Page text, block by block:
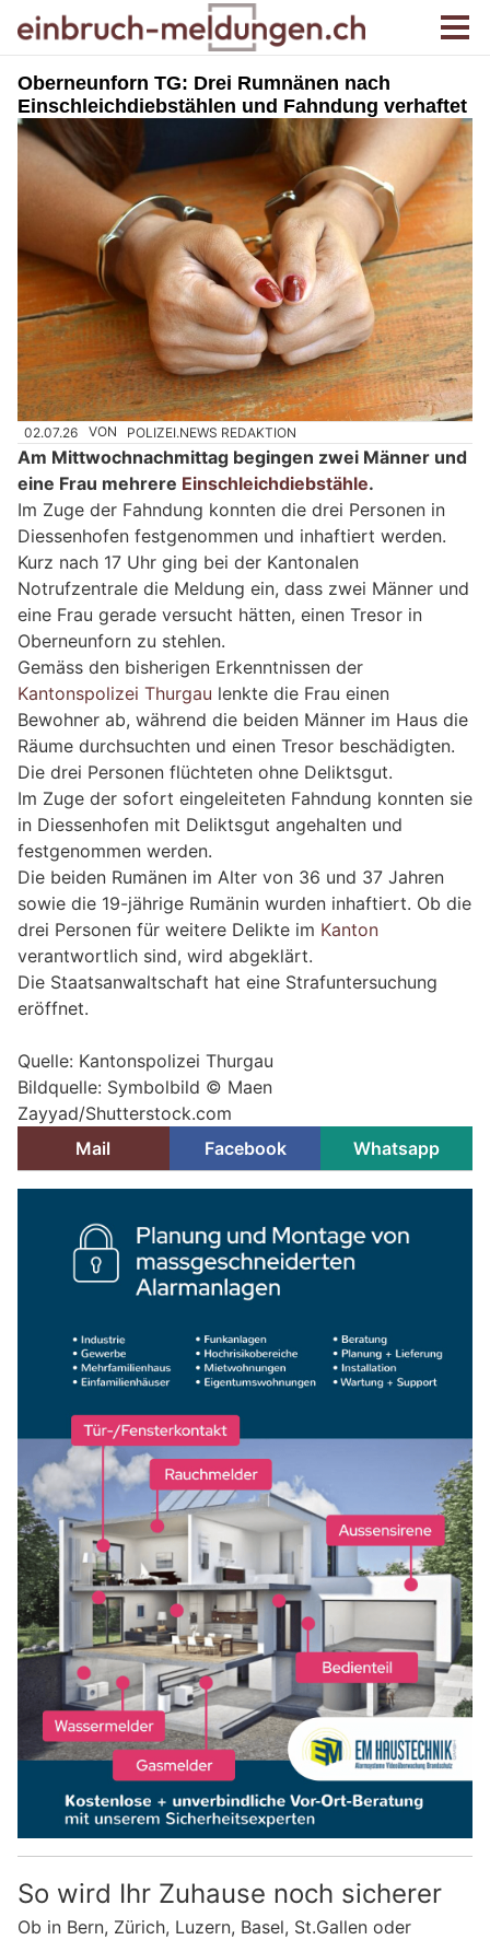
Oberneunforn TG: Drei Rumnänen nach
Einschleichdiebstählen und Fahndung verhaftet
02.07.26 VON POLIZEI.NEWS REDAKTION
Am Mittwochnachmittag begingen zwei Männer und
eine Frau mehrere Einschleichdiebstähle.
Im Zuge der Fahndung konnten die drei Personen in
Diessenhofen festgenommen und inhaftiert werden.
Kurz nach 17 Uhr ging bei der Kantonalen
Notrufzentrale die Meldung ein, dass zwei Männer und
eine Frau gerade versucht hätten, einen Tresor in
Oberneunforn zu stehlen.
Gemäss den bisherigen Erkenntnissen der
Kantonspolizei Thurgau lenkte die Frau einen
Bewohner ab, während die beiden Männer im Haus die
Räume durchsuchten und einen Tresor beschädigten.
Die drei Personen flüchteten ohne Deliktsgut.
Im Zuge der sofort eingeleiteten Fahndung konnten sie
in Diessenhofen mit Deliktsgut angehalten und
festgenommen werden.
Die beiden Rumänen im Alter von 36 und 37 Jahren
sowie die 19-jährige Rumänin wurden inhaftiert. Ob die
drei Personen für weitere Delikte im Kanton
verantwortlich sind, wird abgeklärt.
Die Staatsanwaltschaft hat eine Strafuntersuchung
eröffnet.
Quelle: Kantonspolizei Thurgau
Bildquelle: Symbolbild © Maen
Zayyad/Shutterstock.com
Mail
Facebook Whatsapp
So wird Ihr Zuhause noch sicherer
Ob in Bern, Zürich, Luzern, Basel, St.Gallen oder